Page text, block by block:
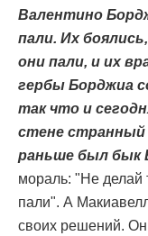
Валентино
пали. Их
они пали, и их
гербы Борджиа
так что и
стене странный
раньше был бык
мораль: "Не делай
пали". А
своих решений.